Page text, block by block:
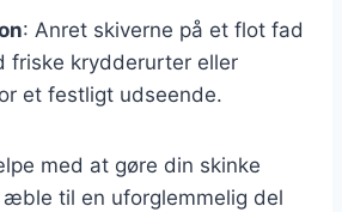
: Anret skiverne på et flot fad
friske krydderurter eller
et festligt udseende.
med at gøre din skinke
til en uforglemmelig del